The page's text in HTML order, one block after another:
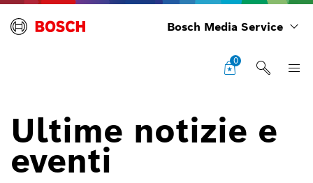
Bosch Media Service
0
Ultime notizie e
eventi